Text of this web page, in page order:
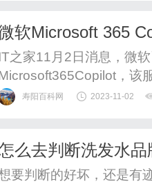
软Microsoft 365
30美元
之家11月2日消息，微
，该
寿阳百科网 2023-11-02
么去判断洗发水
要判断的好坏，还是有